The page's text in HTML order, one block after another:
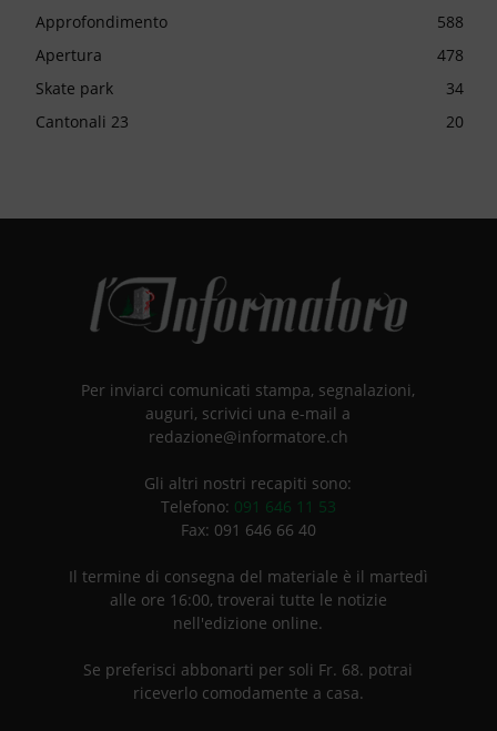
Approfondimento
588
Apertura
478
Skate park
34
Cantonali 23
20
Per inviarci comunicati stampa, segnalazioni,
auguri, scrivici una e-mail a
redazione@informatore.ch
Gli altri nostri recapiti sono:
Telefono: 091 646 11 53
Fax: 091 646 66 40
Il termine di consegna del materiale è il martedì
alle ore 16:00, troverai tutte le notizie
nell'edizione online.
Se preferisci abbonarti per soli Fr. 68. potrai
riceverlo comodamente a casa.